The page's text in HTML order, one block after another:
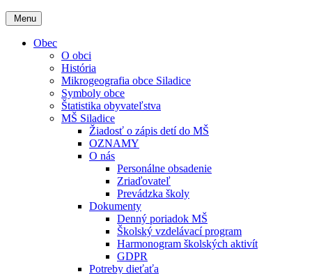
Menu
Obec
O obci
História
Mikrogeografia obce Siladice
Symboly obce
Štatistika obyvateľstva
MŠ Siladice
Žiadosť o zápis detí do MŠ
OZNAMY
O nás
Personálne obsadenie
Zriaďovateľ
Prevádzka školy
Dokumenty
Denný poriadok MŠ
Školský vzdelávací program
Harmonogram školských aktivít
GDPR
Potreby dieťaťa